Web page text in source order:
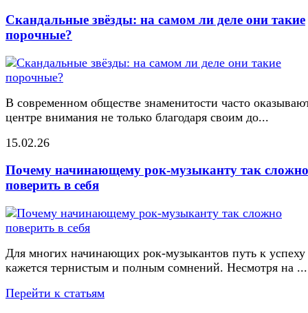
Скандальные звёзды: на самом ли деле они такие
порочные?
В современном обществе знаменитости часто
центре внимания не только благодаря своим до...
15.02.26
Почему начинающему рок-музыканту так сложно
поверить в себя
Для многих начинающих рок-музыкантов путь к успеху
кажется тернистым и полным сомнений. Несмотря на ...
Перейти к статьям